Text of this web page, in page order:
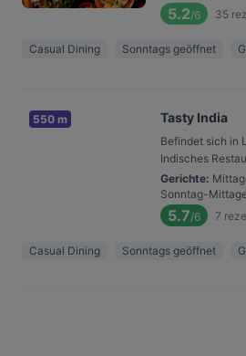
5.2/6 35
Casual Dining Sonntags geöffnet
550 m Tasty India
Befindet sich in
Indisches
Gerichte:
Sonntag-
5.7/6 7
Casual Dining Sonntags geöffnet